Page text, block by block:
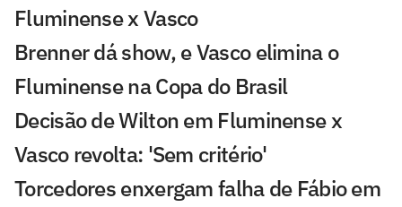
Fluminense x Vasco
Brenner dá show, e Vasco elimina o
Fluminense na Copa do Brasil
Decisão de Wilton em Fluminense x
Vasco revolta: 'Sem critério'
Torcedores enxergam falha de Fábio em